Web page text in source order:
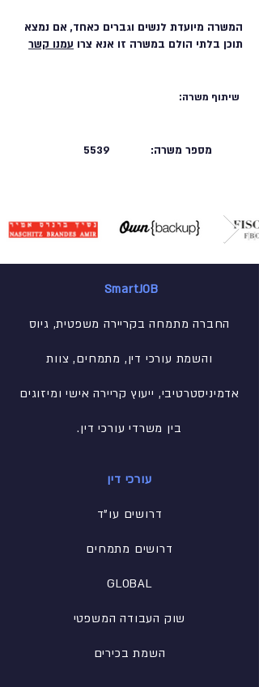
המשרה מיועדת לנשים וגברים כאחד, אם נמצא
תוכן בלתי הולם במשרה זו אנא צרו עמנו קשר
שיתוף משרה:
5539 מספר משרה:
SmartJOB
החברה מתמחה בקריירה משפטית, גיוס
והשמת עורכי דין, מתמחים, צוות
אדמיניסטרטיבי, ייעוץ קריירה אישי ומיזוגים
בין משרדי עורכי דין.
עורכי דין
דרושים עו"ד
דרושים מתמחים
GLOBAL
שוק העבודה המשפטי
השמת בכירים